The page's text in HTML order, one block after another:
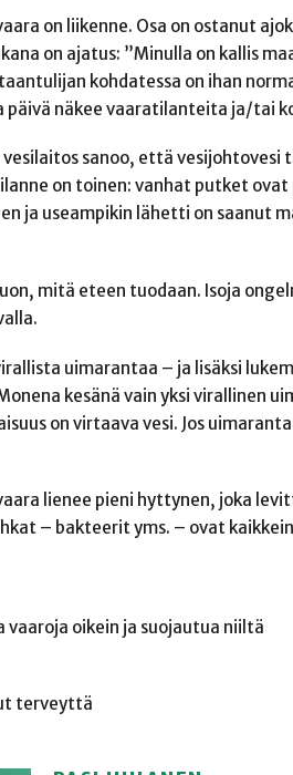
on liikenne. Osa on ostanut
on ajatus: ”Minulla on kallis
kohdatessa on ihan
päivä näkee vaaratilanteita ja/tai
vesilaitos sanoo, että
on toinen: vanhat putket
ja useampikin lähetti on saanut
mitä eteen tuodaan. Isoja
uimarantaa – ja lisäksi
kesänä vain yksi virallinen
on virtaava vesi. Jos
lienee pieni hyttynen, joka
– bakteerit yms. – ovat
vaaroja oikein ja suojautua niiltä
terveyttä